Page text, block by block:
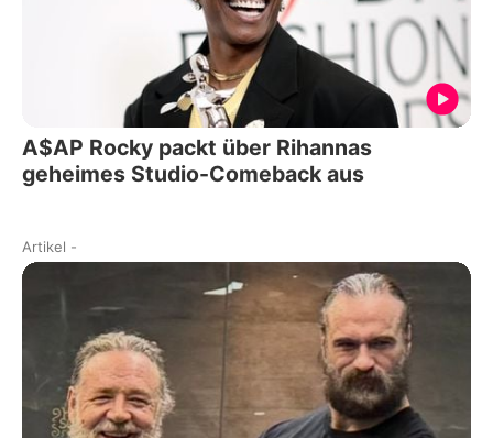
A$AP Rocky packt über Rihannas
geheimes Studio-Comeback aus
Artikel -